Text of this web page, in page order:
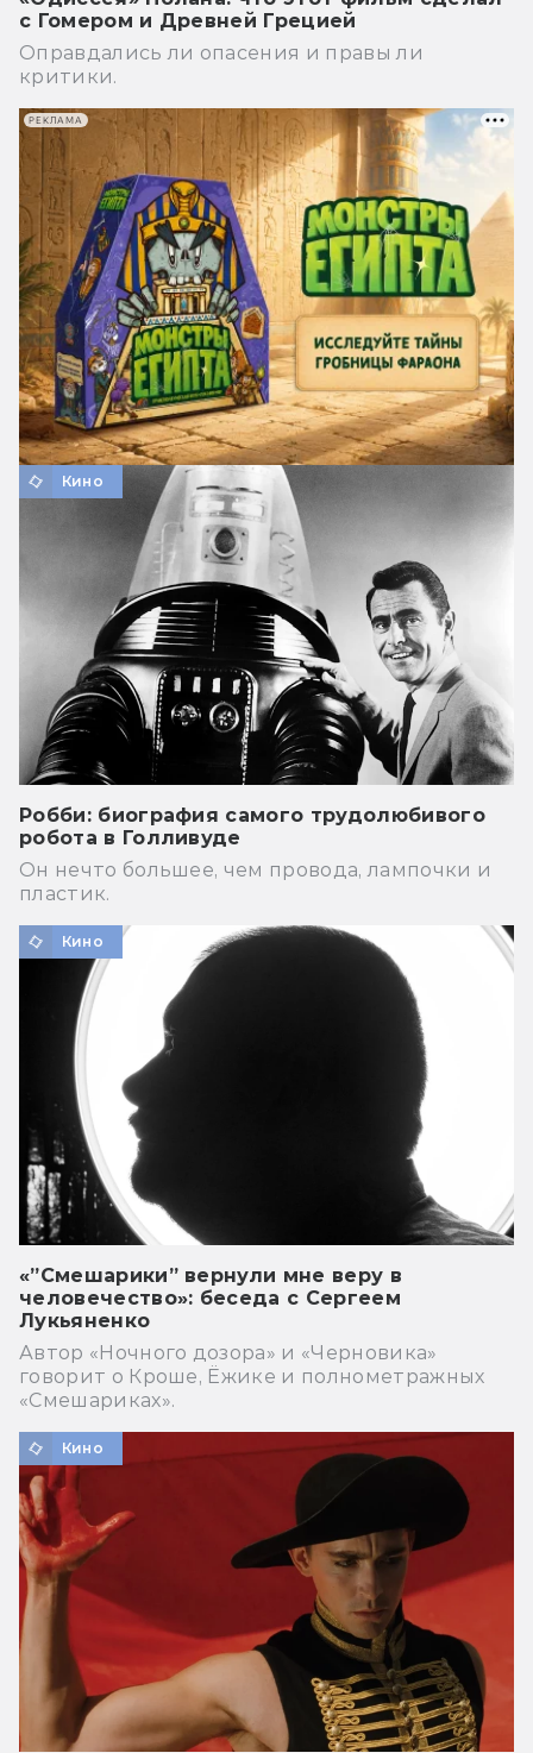
с Гомером и Древней Грецией
Оправдались ли опасения и правы ли
критики.
Кино
Робби: биография самого трудолюбивого
робота в Голливуде
Он нечто большее, чем провода, лампочки и
пластик.
Кино
«”Смешарики” вернули мне веру в
человечество»: беседа с Сергеем
Лукьяненко
Автор «Ночного дозора» и «Черновика»
говорит о Кроше, Ёжике и полнометражных
«Смешариках».
Кино
РЕКЛАМА